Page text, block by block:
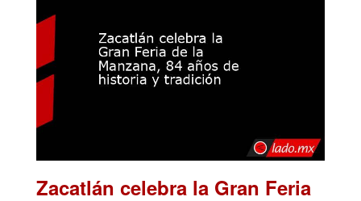
Zacatlán celebra la Gran Feria